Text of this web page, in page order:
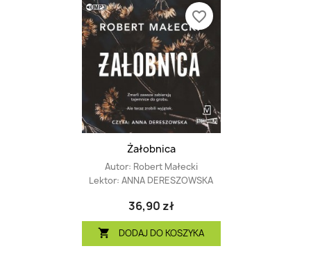
Żałobnica
Autor: Robert Małecki
Lektor: ANNA DERESZOWSKA
36,90 zł
 DODAJ DO KOSZYKA
favorite_border